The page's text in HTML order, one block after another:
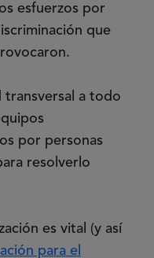
esfuerzos por
que
transversal a todo
por personas
resolverlo
es vital (y así
para el